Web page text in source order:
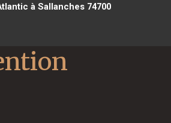
à Sallanches 74700